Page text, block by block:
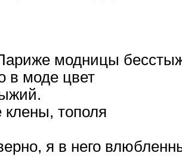
модницы
в моде цвет
клены, тополя
я в него